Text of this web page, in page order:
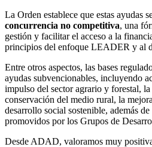
La Orden establece que estas ayudas
concurrencia no competitiva, una
gestión y facilitar el acceso a la
principios del enfoque LEADER y al
Entre otros aspectos, las bases
ayudas subvencionables, incluyendo
impulso del sector agrario y forestal,
conservación del medio rural, la
desarrollo social sostenible, además
promovidos por los Grupos de
Desde ADAD, valoramos muy